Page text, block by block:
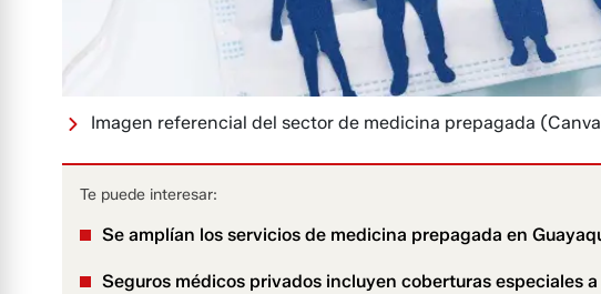
Imagen referencial del sector de medicina prepagada
Te puede interesar:
Se amplían los servicios de medicina prepagada en
Seguros médicos privados incluyen coberturas especiales